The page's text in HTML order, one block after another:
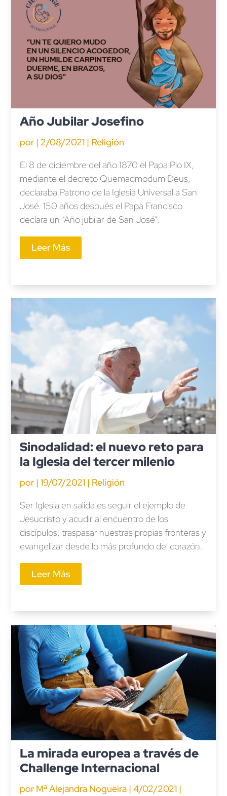
Año Jubilar Josefino
por | 2/08/2021| Religión
El 8 de diciembre del año 1870 el Papa Pio IX,
mediante el decreto Quemadmodum Deus,
declaraba Patrono de la Iglesia Universal a San
José. 150 años después el Papa Francisco
declara un “Año jubilar de San José”.
Leer Más
Sinodalidad: el nuevo reto para
la Iglesia del tercer milenio
por | 19/07/2021| Religión
Ser Iglesia en salida es seguir el ejemplo de
Jesucristo y acudir al encuentro de los
discípulos, traspasar nuestras propias fronteras y
evangelizar desde lo más profundo del corazón.
Leer Más
La mirada europea a través de
Challenge Internacional
por Mª Alejandra Nogueira| 4/02/2021|